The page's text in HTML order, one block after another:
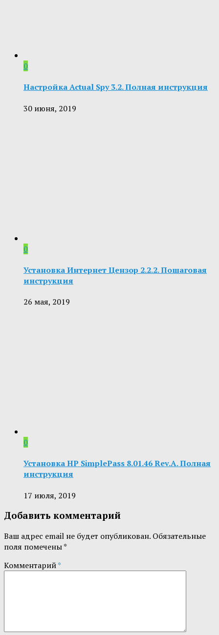
0
Настройка Actual Spy 3.2. Полная инструкция
30 июня, 2019
0
Установка Интернет Цензор 2.2.2. Пошаговая
инструкция
26 мая, 2019
0
Установка HP SimplePass 8.01.46 Rev.A. Полная
инструкция
17 июля, 2019
Добавить комментарий
Ваш адрес email не будет опубликован. Обязательные
поля помечены*
Комментарий*